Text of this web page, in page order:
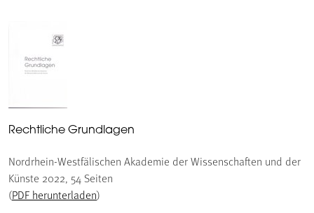
Rechtliche Grundlagen
Nordrhein-Westfälischen Akademie der Wissenschaften und der
Künste 2022, 54 Seiten
(PDF herunterladen)